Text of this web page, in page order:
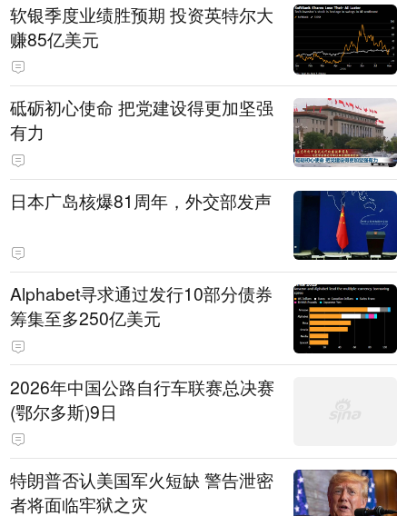
软银季度业绩胜预期 投资英特尔大
赚85亿美元
砥砺初心使命 把党建设得更加坚强
有力
日本广岛核爆81周年，外交部发声
Alphabet寻求通过发行10部分债券
筹集至多250亿美元
2026年中国公路自行车联赛总决赛
(鄂尔多斯)9日
特朗普否认美国军火短缺 警告泄密
者将面临牢狱之灾